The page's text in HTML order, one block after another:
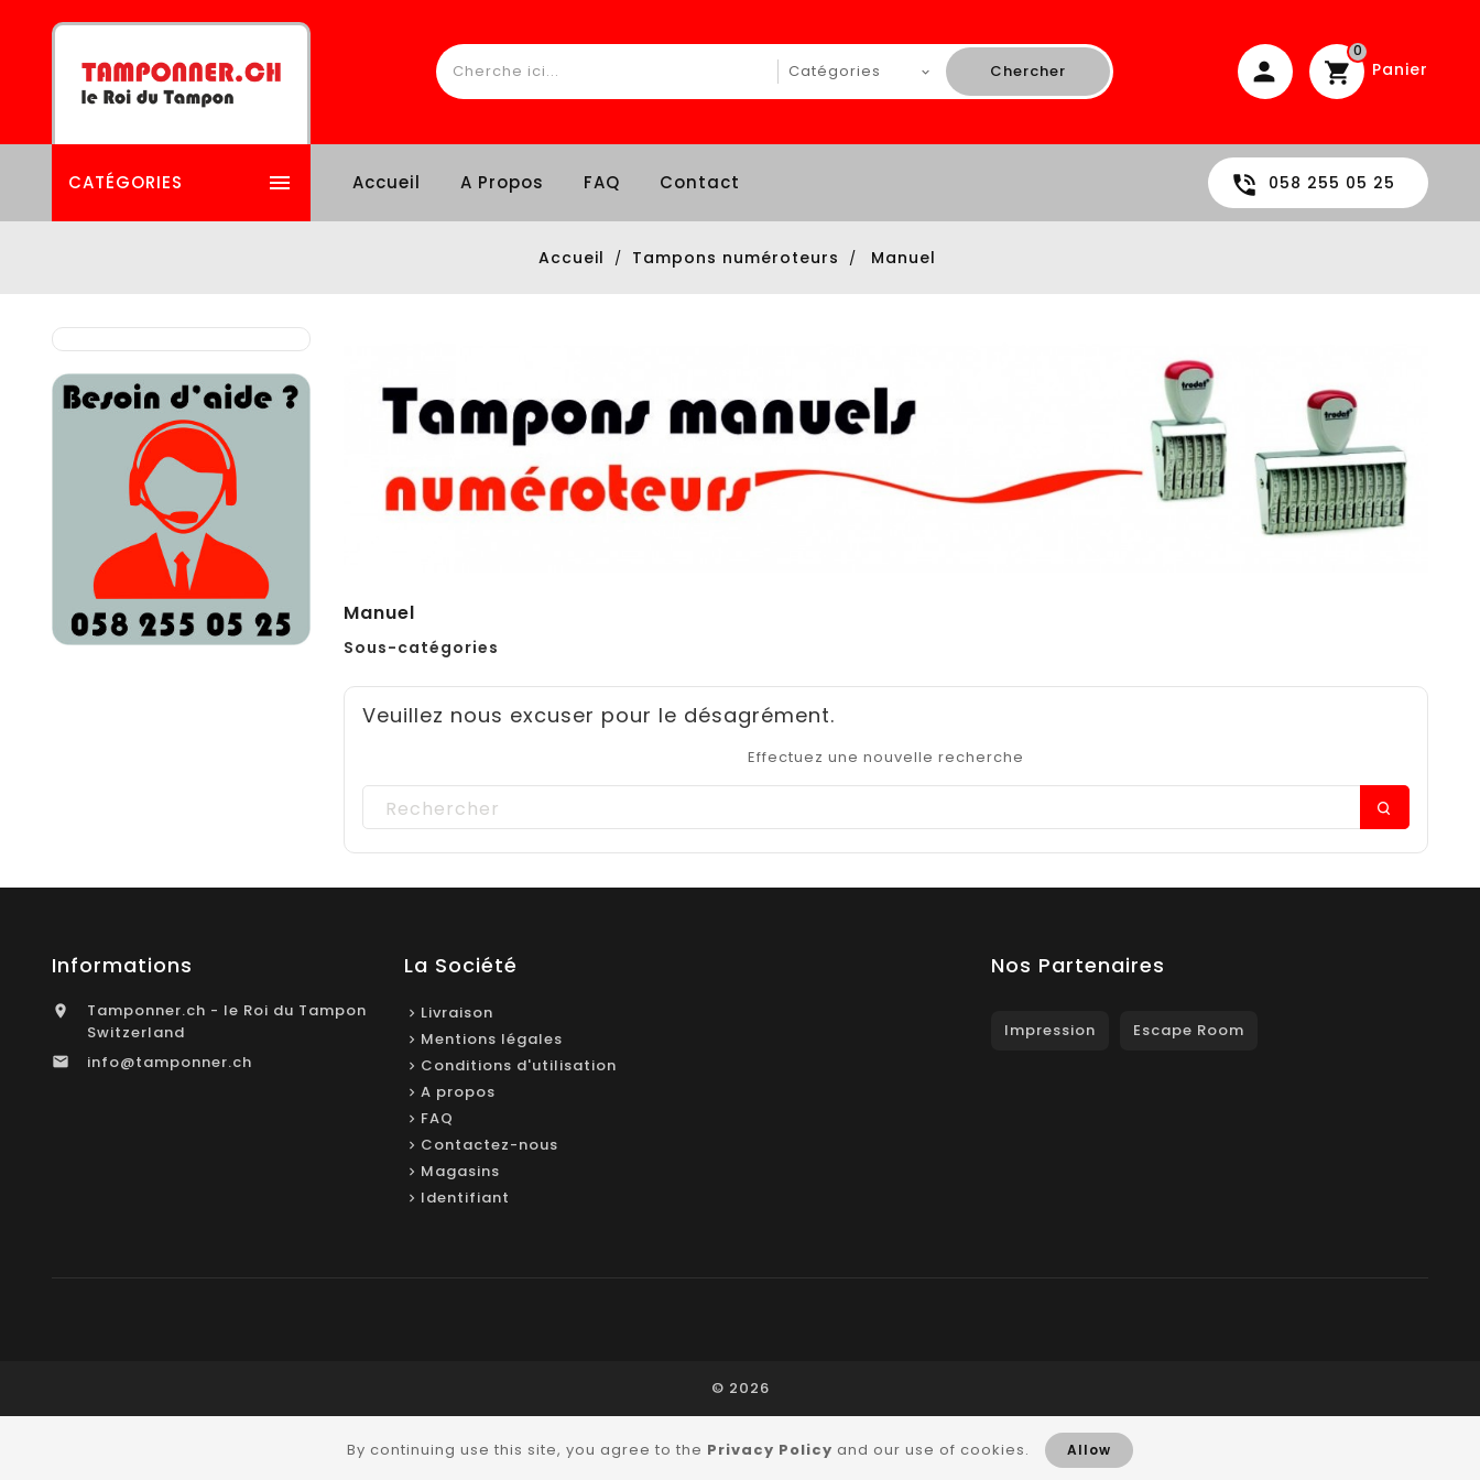
Panier
0
Chercher
CATÉGORIES  058 255 05 25
Accueil A Propos FAQ Contact
Accueil Tampons numéroteurs Manuel
Manuel
Sous-catégories
Veuillez nous excuser pour le désagrément.
Effectuez une nouvelle recherche
Informations

Tamponner.ch - le Roi du Tampon
Switzerland
 info@tamponner.ch
La Société
Livraison
Mentions légales
Conditions d'utilisation
A propos
FAQ
Contactez-nous
Magasins
Identifiant
Nos Partenaires
Impression Escape Room
© 2026
By continuing use this site, you agree to the Privacy Policy and our use of cookies. Allow